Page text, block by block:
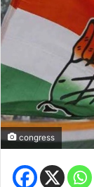
congress